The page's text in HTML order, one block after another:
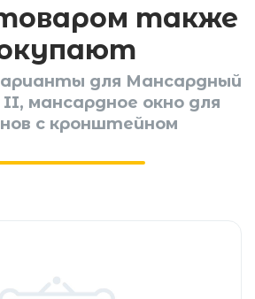
также
для Мансардный
II, мансардное окно для
с кронштейном